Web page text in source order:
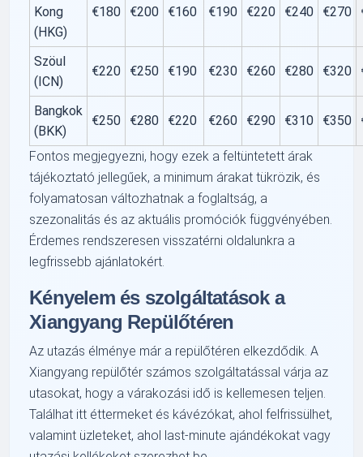
Kong
(HKG)
€180 €200 €160 €190 €220 €240 €270
Szöul
(ICN)
€220 €250 €190 €230 €260 €280 €320
Bangkok
(BKK)
€250 €280 €220 €260 €290 €310 €350
Fontos megjegyezni, hogy ezek a feltüntetett árak
tájékoztató jellegűek, a minimum árakat tükrözik, és
folyamatosan változhatnak a foglaltság, a
szezonalitás és az aktuális promóciók függvényében.
Érdemes rendszeresen visszatérni oldalunkra a
legfrissebb ajánlatokért.
Kényelem és szolgáltatások a
Xiangyang Repülőtéren
Az utazás élménye már a repülőtéren elkezdődik. A
Xiangyang repülőtér számos szolgáltatással várja az
utasokat, hogy a várakozási idő is kellemesen teljen.
Találhat itt éttermeket és kávézókat, ahol felfrissülhet,
valamint üzleteket, ahol last-minute ajándékokat vagy